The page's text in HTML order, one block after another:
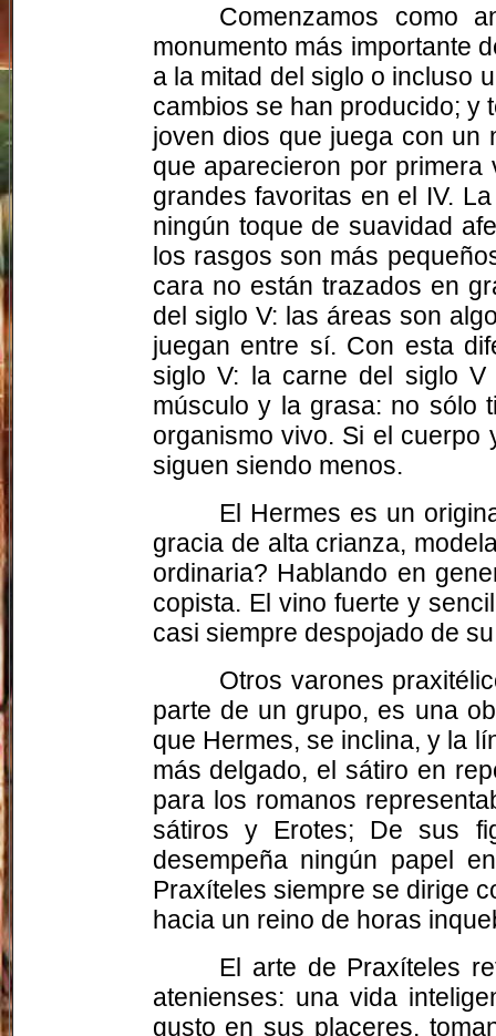
Comenzamos como
monumento más importante
a la mitad del siglo o incluso
cambios se han producido; y
joven dios que juega con un
que aparecieron por
grandes favoritas en el IV.
ningún toque de suavidad
los rasgos son más
cara no están trazados en
del siglo V: las áreas son
juegan entre sí. Con esta
siglo V: la carne del siglo
músculo y la grasa: no sólo
organismo vivo. Si el cuerpo
siguen siendo menos.
El Hermes es un
gracia de alta crianza,
ordinaria? Hablando en
copista. El vino fuerte y
casi siempre despojado de
Otros varones
parte de un grupo, es una
que Hermes, se inclina, y la
más delgado, el sátiro en
para los romanos
sátiros y Erotes; De sus
desempeña ningún papel
Praxíteles siempre se dirige
hacia un reino de horas
El arte de Praxíteles
atenienses: una vida
gusto en sus placeres,